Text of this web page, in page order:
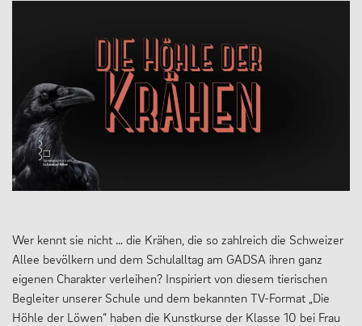
Wer kennt sie nicht … die Krähen, die so zahlreich die Schweizer
Allee bevölkern und dem Schulalltag am GADSA ihren ganz
eigenen Charakter verleihen? Inspiriert von diesem tierischen
Begleiter unserer Schule und dem bekannten TV-Format „Die
Höhle der Löwen“ haben die Kunstkurse der Klasse 10 bei Frau